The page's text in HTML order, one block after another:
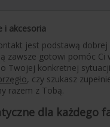
i akcesoria
jest podstawą dobrej
zawsze gotowi pomóc Ci
Twojej konkretnej
, czy szukasz
razem z Tobą.
dla każdego